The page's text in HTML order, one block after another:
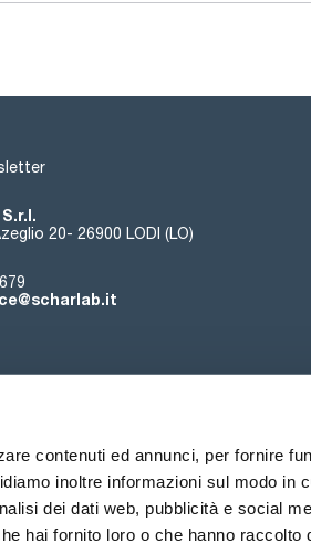
contenuti ed annunci, per fornire
inoltre informazioni sul modo in
dei dati web, pubblicità e social
hai fornito loro o che hanno raccolto
20- 26900 LODI (LO)
Chi siamo Eventi Contatto